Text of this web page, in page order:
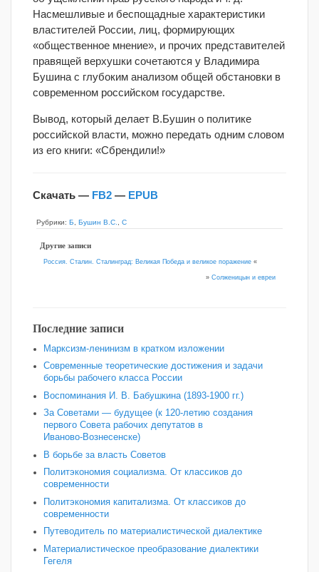
Насмешливые и беспощадные характеристики
властителей России, лиц, формирующих
«общественное мнение», и прочих представителей
правящей верхушки сочетаются у Владимира
Бушина с глубоким анализом общей обстановки в
современном российском государстве.
Вывод, который делает В.Бушин о политике
российской власти, можно передать одним словом
из его книги: «Сбрендили!»
Скачать — FB2 — EPUB
Рубрики: Б Бушин В.С. С
Другие записи
Россия. Сталин. Сталинград: Великая Победа и великое поражение «
» Солженицын и евреи
Последние записи
Марксизм-ленинизм в кратком изложении
Современные теоретические достижения и задачи
борьбы рабочего класса России
Воспоминания И. В. Бабушкина (1893-1900 гг.)
За Советами — будущее (к 120‑летию создания
первого Совета рабочих депутатов в
Иваново‑Вознесенске)
В борьбе за власть Советов
Политэкономия социализма. От классиков до
современности
Политэкономия капитализма. От классиков до
современности
Путеводитель по материалистической диалектике
Материалистическое преобразование диалектики
Гегеля